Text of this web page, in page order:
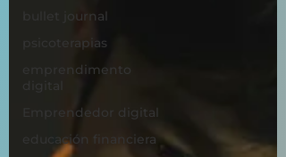
bullet journal
psicoterapias
emprendimento
digital
Emprendedor digital
educación financiera